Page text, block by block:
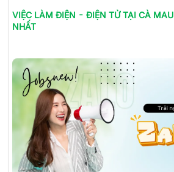
VIỆC LÀM ĐIỆN - ĐIỆN TỬTẠI CÀ MAU
NHẤT